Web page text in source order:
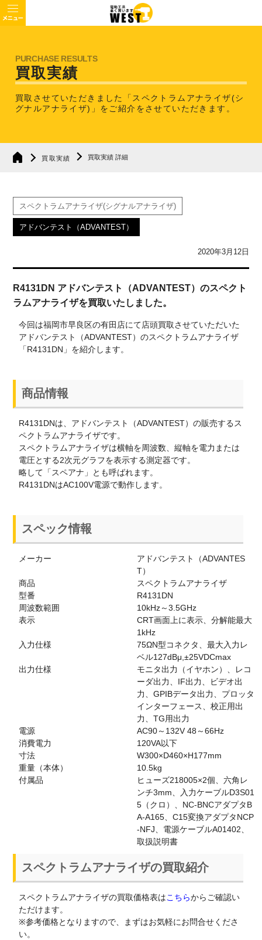
買取実績
買取させていただきました「スペクトラムアナライザ(シ
グナルアナライザ)」を ご紹介をさせていただきます。
買取実績 買取実績 詳細
スペクトラムアナライザ(シグナルアナライザ)
アドバンテスト（ADVANTEST）
2020年3月12日
R4131DN アドバンテスト（ADVANTEST）のスペクト
ラムアナライザを買取いたしました。
今回は福岡市早良区の有田店にて店頭買取させていただいた
アドバンテスト（ADVANTEST）のスペクトラムアナライザ
「R4131DN」を紹介します。
商品情報
R4131DNは、アドバンテスト（ADVANTEST）の販売するス
ペクトラムアナライザです。
スペクトラムアナライザは横軸を周波数、縦軸を電力または
電圧とする2次元グラフを表示する測定器です。
略して「スペアナ」とも呼ばれます。
R4131DNはAC100V電源で動作します。
スペック情報
メーカー
アドバンテスト（ADVANTES
T）
商品
スペクトラムアナライザ
型番
R4131DN
周波数範囲
10kHz～3.5GHz
表示
CRT画面上に表示、分解能最大
1kHz
入力仕様
75ΩN型コネクタ、最大入力レ
ベル127dBμ,±25VDCmax
出力仕様
モニタ出力（イヤホン）、レコ
ーダ出力、IF出力、ビデオ出
力、GPIBデータ出力、プロッタ
インターフェース、校正用出
力、TG用出力
電源
AC90～132V 48～66Hz
消費電力
120VA以下
寸法
W300×D460×H177mm
重量（本体）
10.5kg
付属品
ヒューズ218005×2個、六角レ
ンチ3mm、入力ケーブルD3S01
5（クロ）、NC-BNCアダプタB
A-A165、C15変換アダプタNCP
-NFJ、電源ケーブルA01402、
取扱説明書
スペクトラムアナライザの買取紹介
スペクトラムアナライザの買取価格表はこちらからご確認い
ただけます。
※参考価格となりますので、まずはお気軽にお問合せくださ
い。